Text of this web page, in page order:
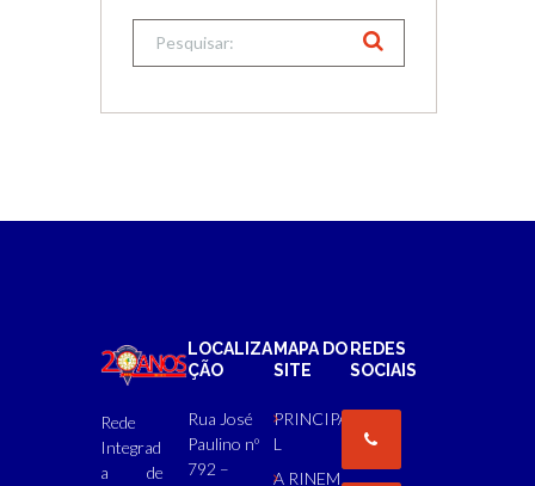
Rede
Integrad
a de
LOCALIZA
ÇÃO
Rua José
Paulino nº
792 –
MAPA DO
SITE
PRINCIPA
L
A RINEM
REDES
SOCIAIS